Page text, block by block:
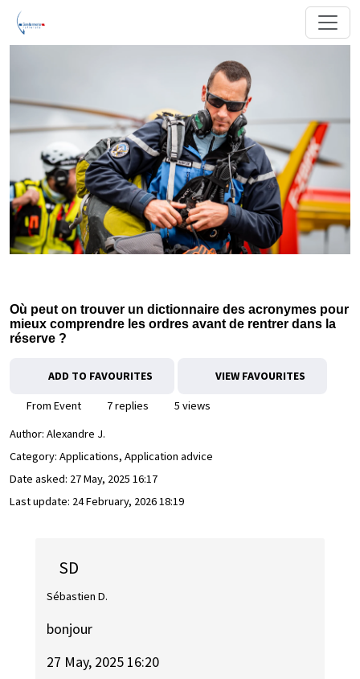
Où peut on trouver un dictionnaire des acronymes pour
mieux comprendre les ordres avant de rentrer dans la
réserve ?
ADD TO FAVOURITES VIEW FAVOURITES
From Event 7 replies
5 views
Author: Alexandre J.
Category: Applications, Application advice
Date asked: 27 May, 2025 16:17
Last update: 24 February, 2026 18:19
SD
Sébastien D.
bonjour
27 May, 2025 16:20